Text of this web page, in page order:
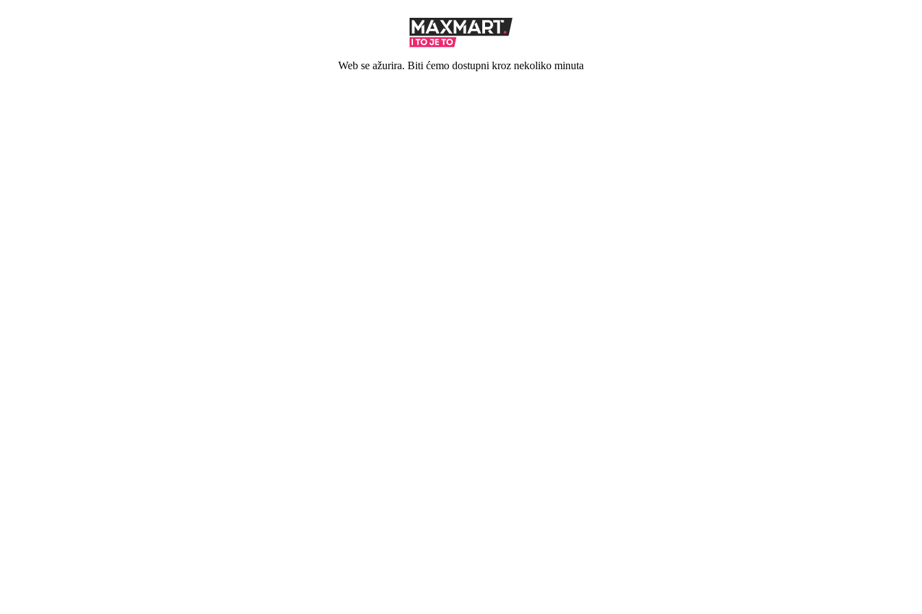
Web se ažurira. Biti ćemo dostupni kroz nekoliko minuta